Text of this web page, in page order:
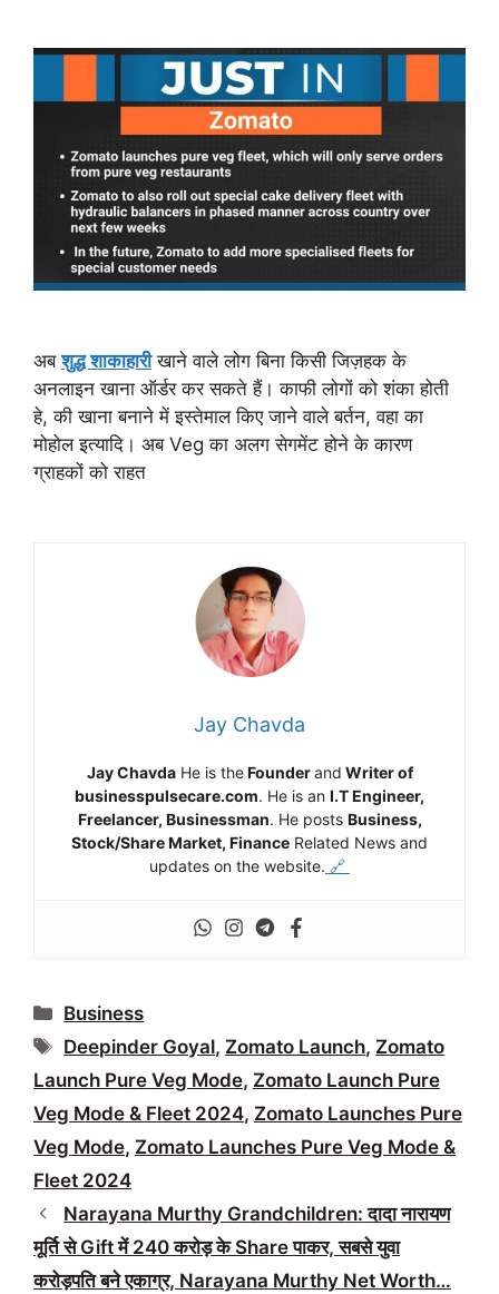
अबशुद्ध शाकाहारीखाने वाले लोग बिना किसी जिज़हक के
अनलाइन खाना ऑर्डर कर सकते हैं। काफी लोगों को शंका होती
हे, की खाना बनाने में इस्तेमाल किए जाने वाले बर्तन, वहा का
मोहोल इत्यादि। अब Veg का अलग सेगमेंट होने के कारण
ग्राहकों को राहत
Jay Chavda
Jay ChavdaHe is theFounderand Writer of
businesspulsecare.com. He is an I.T Engineer,
Freelancer, Businessman. He posts Business,
Stock/Share Market, Finance Related News and
updates on the website. 🔗
Categories
Business
Tags
Deepinder Goyal, Zomato Launch, Zomato
Launch Pure Veg Mode, Zomato Launch Pure
Veg Mode & Fleet 2024, Zomato Launches Pure
Veg Mode, Zomato Launches Pure Veg Mode &
Fleet 2024
Narayana Murthy Grandchildren: दादा नारायण
मूर्ति से Gift में 240 करोड़ के Share पाकर, सबसे युवा
करोड़पति बने एकाग्र, Narayana Murthy Net Worth…